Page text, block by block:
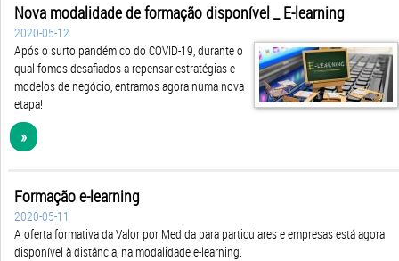
Nova modalidade de formação disponível _ E-learning
2020-05-12
Após o surto pandémico do COVID-19, durante o
qual fomos desafiados a repensar estratégias e
modelos de negócio, entramos agora numa nova
etapa!
»
Formação e-learning
2020-05-11
A oferta formativa da Valor por Medida para particulares e empresas está agora
disponível à distância, na modalidade e-learning.